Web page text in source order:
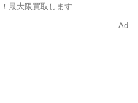
最大限買取します
Ad